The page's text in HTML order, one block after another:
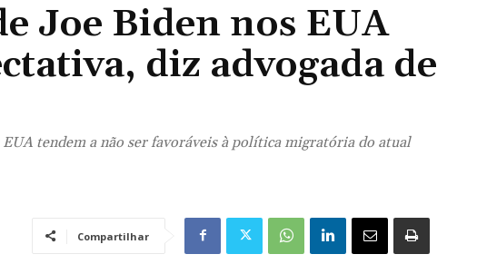
Joe Biden nos EUA
diz advogada de
tendem a não ser favoráveis à política migratória do atual
Compartilhar